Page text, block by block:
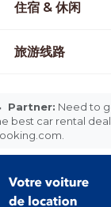
住宿 & 休闲
旅游线路
Partner: Need to
best car rental